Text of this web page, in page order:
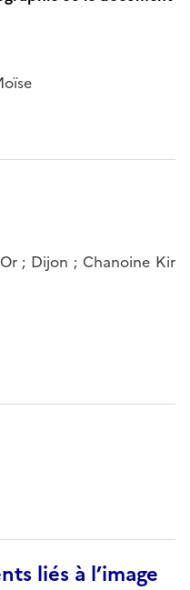
; Dijon ; Chanoine Kir
liés à l’image